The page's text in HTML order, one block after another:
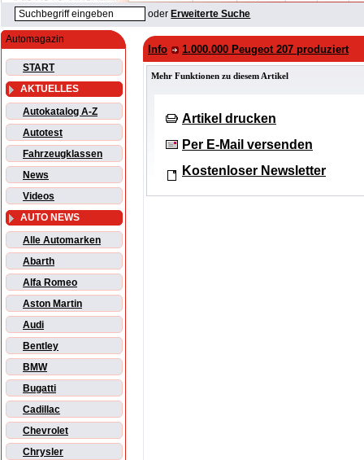
oder Erweiterte Suche
Automagazin
START
AKTUELLES
Autokatalog A-Z
Autotest
Fahrzeugklassen
News
Videos
AUTO NEWS
Alle Automarken
Abarth
Alfa Romeo
Aston Martin
Audi
Bentley
BMW
Bugatti
Cadillac
Chevrolet
Chrysler
Info 1.000.000 Peugeot 207 produziert
Mehr Funktionen zu diesem Artikel
Artikel drucken
Per E-Mail versenden
Kostenloser Newsletter